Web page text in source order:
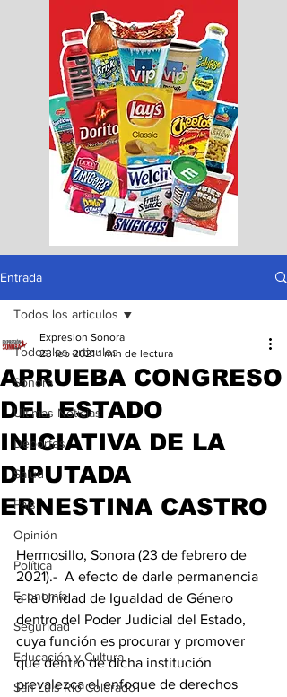
Entrada
Todos los articulos
Sonora
Ultimas Noticias
Deportes
Salud
País
Opinión
Política
Economía
Seguridad
Educación y Cultura
San Luis Río Colorado
Todos los articulos
APRUEBA CONGRESO
DEL ESTADO
INICIATIVA DE LA
DIPUTADA
ERNESTINA CASTRO
Expresion Sonora
23 feb 2021 1 min de lectura
Hermosillo, Sonora (23 de febrero de
2021).-  A efecto de darle permanencia
a la Unidad de Igualdad de Género
dentro del Poder Judicial del Estado,
cuya función es procurar y promover
que dentro de dicha institución
prevalezca el enfoque de derechos